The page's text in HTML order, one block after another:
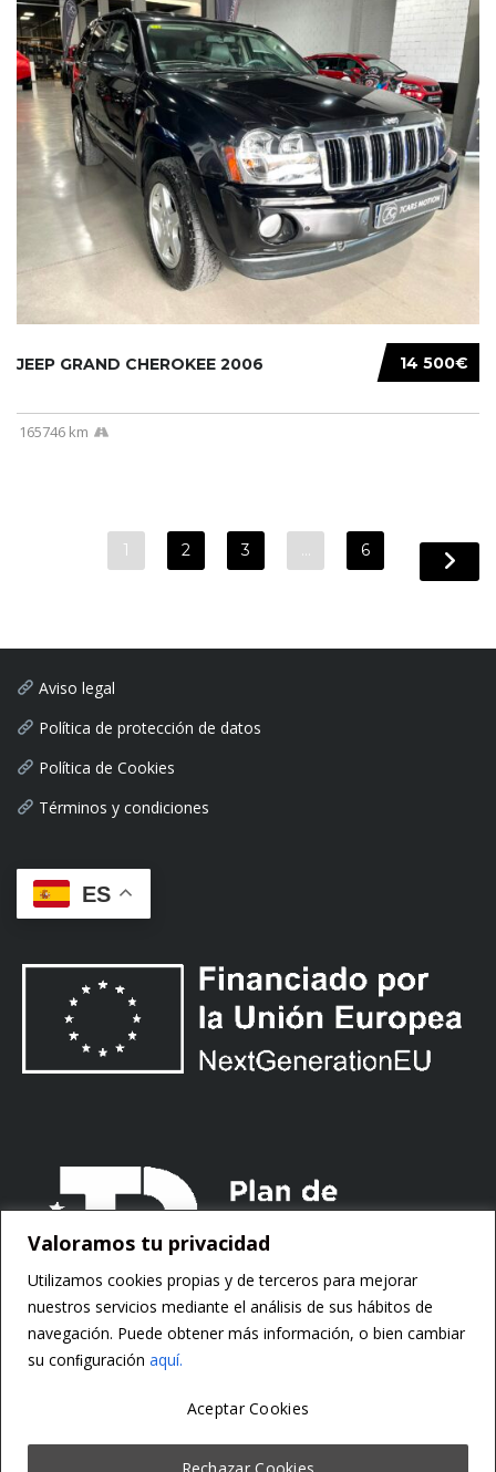
Valoramos tu privacidad
Utilizamos cookies propias y de terceros para mejorar
nuestros servicios mediante el análisis de sus hábitos de
navegación. Puede obtener más información, o bien cambiar
su conﬁguración aquí.
Rechazar Cookies
Aceptar Cookies
14 500€
JEEP GRAND CHEROKEE 2006
165746 km
1 2 3 … 6
Aviso legal
Política de protección de datos
Política de Cookies
Términos y condiciones
ES